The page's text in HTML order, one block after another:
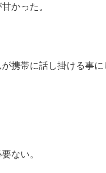
かった。
携帯に話し掛ける事に
ない。